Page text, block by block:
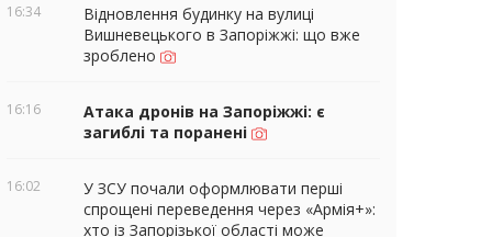
16:34
Відновлення будинку на вулиці
Вишневецького в Запоріжжі: що вже
зроблено
16:16
Атака дронів на Запоріжжі: є
загиблі та поранені
16:02
У ЗСУ почали оформлювати перші
спрощені переведення через «Армія+»:
хто із Запорізької області може